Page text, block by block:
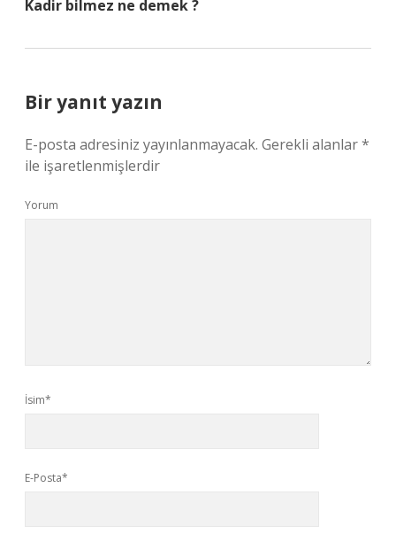
Kadir bilmez ne demek ?
Bir yanıt yazın
E-posta adresiniz yayınlanmayacak. Gerekli alanlar*
ile işaretlenmişlerdir
Yorum
İsim*
E-Posta*